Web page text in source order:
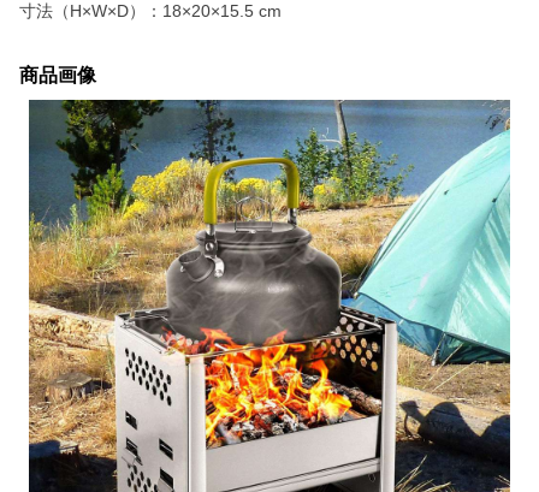
寸法（H×W×D）：18×20×15.5 cm
商品画像